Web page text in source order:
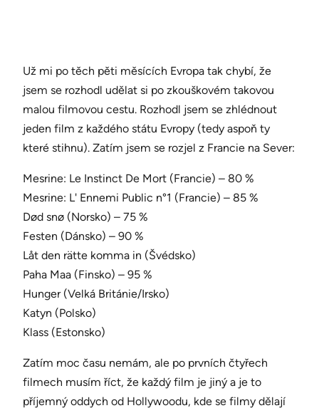
Už mi po těch pěti měsících Evropa tak chybí, že
jsem se rozhodl udělat si po zkouškovém takovou
malou filmovou cestu. Rozhodl jsem se zhlédnout
jeden film z každého státu Evropy (tedy aspoň ty
které stihnu). Zatím jsem se rozjel z Francie na Sever:
Mesrine: Le Instinct De Mort (Francie) – 80 %
Mesrine: L' Ennemi Public n°1 (Francie) – 85 %
Død snø (Norsko) – 75 %
Festen (Dánsko) – 90 %
Låt den rätte komma in (Švédsko)
Paha Maa (Finsko) – 95 %
Hunger (Velká Británie/Irsko)
Katyn (Polsko)
Klass (Estonsko)
Zatím moc času nemám, ale po prvních čtyřech
filmech musím říct, že každý film je jiný a je to
příjemný oddych od Hollywoodu, kde se filmy dělají